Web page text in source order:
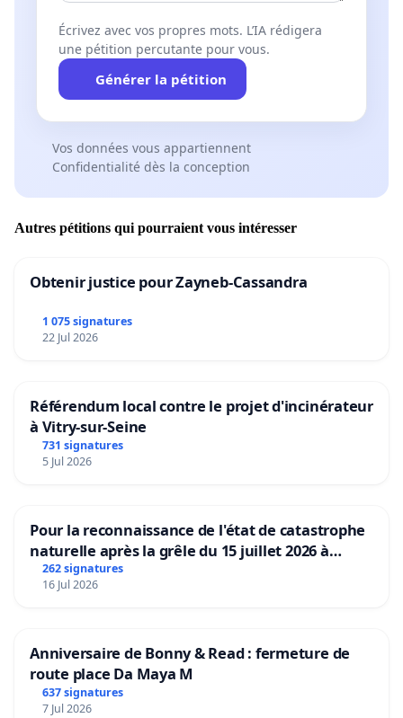
Écrivez avec vos propres mots. L’IA rédigera
une pétition percutante pour vous.
Générer la pétition
Vos données vous appartiennent
Confidentialité dès la conception
Autres pétitions qui pourraient vous intéresser
Obtenir justice pour Zayneb-Cassandra
1 075 signatures
22 Jul 2026
Référendum local contre le projet d'incinérateur
à Vitry-sur-Seine
731 signatures
5 Jul 2026
Pour la reconnaissance de l'état de catastrophe
naturelle après la grêle du 15 juillet 2026 à
Aubenas et ses alentours
262 signatures
16 Jul 2026
Anniversaire de Bonny & Read : fermeture de
route place Da Maya M
637 signatures
7 Jul 2026